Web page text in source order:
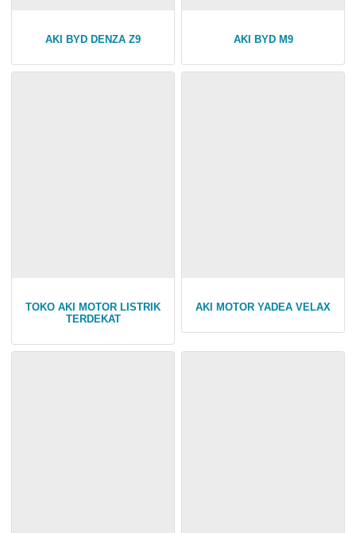
AKI BYD DENZA Z9 AKI BYD M9
TOKO AKI MOTOR LISTRIK
TERDEKAT
AKI MOTOR YADEA VELAX